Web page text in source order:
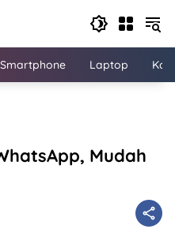
Smartphone Laptop
Mudah